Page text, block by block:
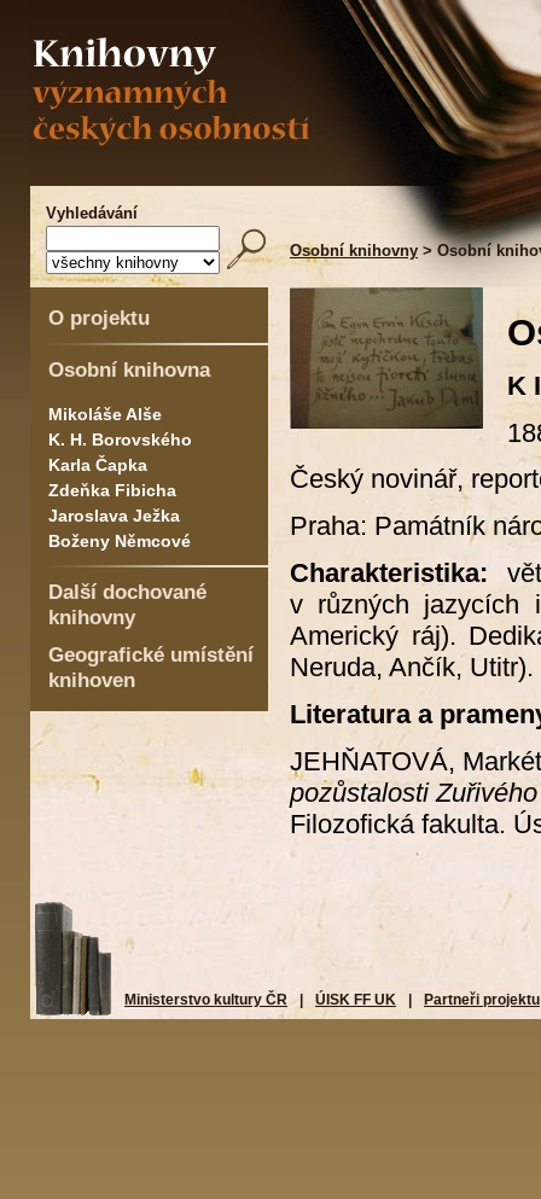
Vyhledávání
Osobní knihovny > Osobní
O projektu
Osobní knihovna
Mikoláše Alše
K. H. Borovského
Karla Čapka
Zdeňka Fibicha
Jaroslava Ježka
Boženy Němcové
Další dochované
knihovny
Geografické umístění
knihoven
K
Český novinář,
Praha: Památník
Charakteristika:
v různých jazycích
Americký ráj).
Neruda, Ančík, Utitr).
Literatura a
JEHŇATOVÁ,
pozůstalosti
Filozofická fakulta.
Ministerstvo kultury ČR | ÚISK FF UK Partneři projektu